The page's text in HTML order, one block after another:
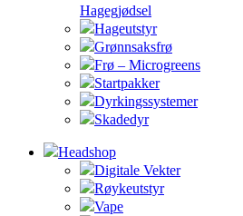
Hagegjødsel
Hageutstyr
Grønnsaksfrø
Frø – Microgreens
Startpakker
Dyrkingssystemer
Skadedyr
Headshop
Digitale Vekter
Røykeutstyr
Vape